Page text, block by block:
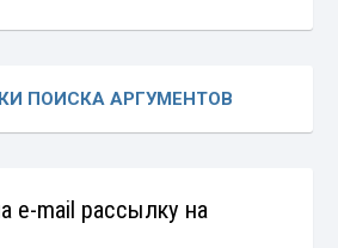
ПОИСКА АРГУМЕНТОВ
e-mail рассылку на